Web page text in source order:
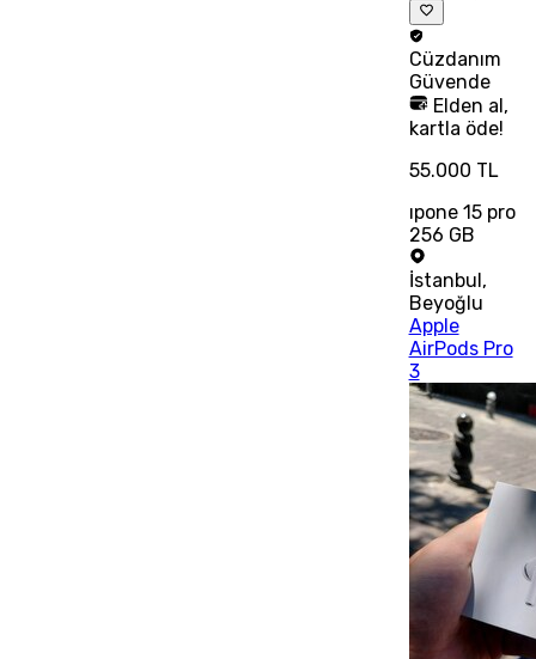
Cüzdanım
Güvende
Elden al,
kartla öde!
55.000 TL
ıpone 15 pro
256 GB
İstanbul,
Beyoğlu
Apple
AirPods Pro
3